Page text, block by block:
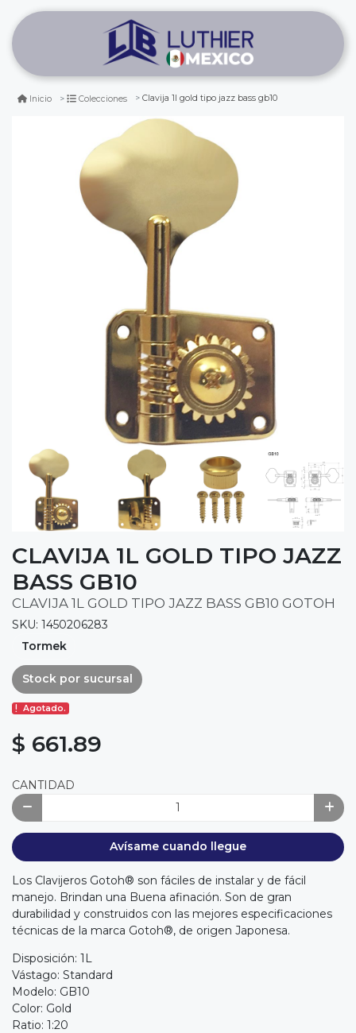
Inicio Colecciones Clavija 1l gold tipo jazz bass gb10
CLAVIJA 1L GOLD TIPO JAZZ
BASS GB10
CLAVIJA 1L GOLD TIPO JAZZ BASS GB10 GOTOH
SKU: 1450206283
Tormek
Stock por sucursal
Agotado.
$ 661.89
CANTIDAD
Avísame cuando llegue
Los Clavijeros Gotoh® son fáciles de instalar y de fácil
manejo. Brindan una Buena afinación. Son de gran
durabilidad y construidos con las mejores especificaciones
técnicas de la marca Gotoh®, de origen Japonesa.
Disposición: 1L
Vástago: Standard
Modelo: GB10
Color: Gold
Ratio: 1:20